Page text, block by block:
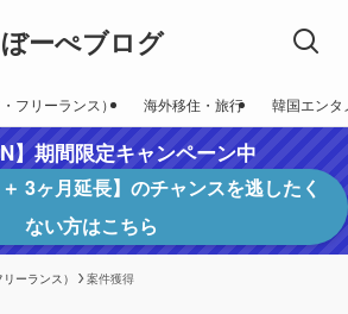
ぼーぺブログ
フリーランス） 海外移住・旅行 韓国エンタ
】期間限定キャンペーン中
＋ 3ヶ月延長】のチャンスを逃したく
ない方はこちら
ーランス） 案件獲得